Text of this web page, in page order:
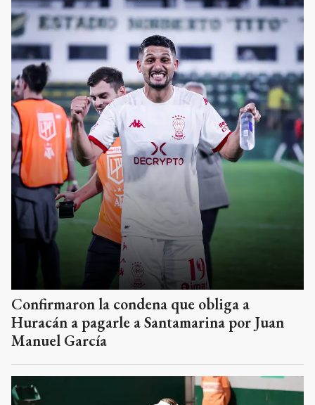
Confirmaron la condena que obliga a
Huracán a pagarle a Santamarina por Juan
Manuel García